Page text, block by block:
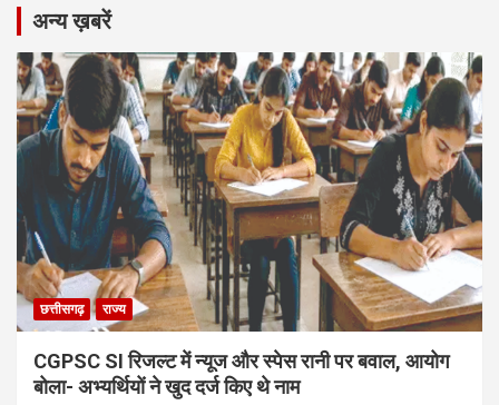
अन्य ख़बरें
छत्तीसगढ़ राज्य
CGPSC SI रिजल्ट में न्यूज और स्पेस रानी पर बवाल, आयोग
बोला- अभ्यर्थियों ने खुद दर्ज किए थे नाम